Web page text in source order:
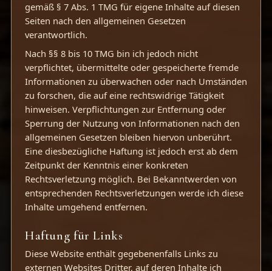
gemäß § 7 Abs. 1 TMG für eigene Inhalte auf diesen
Seiten nach den allgemeinen Gesetzen
verantwortlich.
Nach §§ 8 bis 10 TMG bin ich jedoch nicht
verpflichtet, übermittelte oder gespeicherte fremde
Informationen zu überwachen oder nach Umständen
zu forschen, die auf eine rechtswidrige Tätigkeit
hinweisen. Verpflichtungen zur Entfernung oder
Sperrung der Nutzung von Informationen nach den
allgemeinen Gesetzen bleiben hiervon unberührt.
Eine diesbezügliche Haftung ist jedoch erst ab dem
Zeitpunkt der Kenntnis einer konkreten
Rechtsverletzung möglich. Bei Bekanntwerden von
entsprechenden Rechtsverletzungen werde ich diese
Inhalte umgehend entfernen.
Haftung für Links
Diese Website enthält gegebenenfalls Links zu
externen Websites Dritter, auf deren Inhalte ich